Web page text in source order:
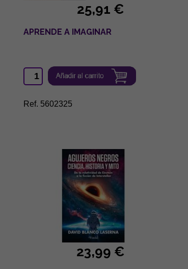
25,91 €
APRENDE A IMAGINAR
Ref. 5602325
23,99 €